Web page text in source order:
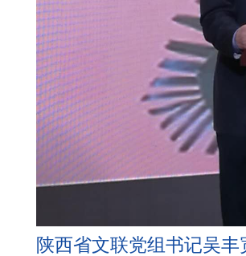
陕西省文联党组书记吴丰